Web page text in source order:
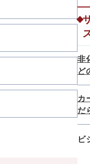
非
ど
カ
だ
ビ